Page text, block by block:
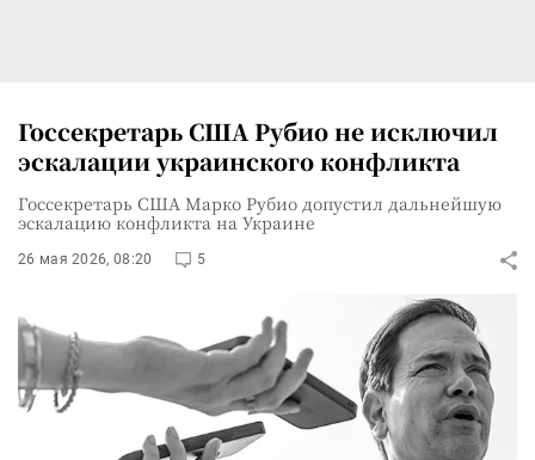
Госсекретарь США Рубио не исключил
эскалации украинского конфликта
Госсекретарь США Марко Рубио допустил дальнейшую
эскалацию конфликта на Украине
26 мая 2026, 08:20 5